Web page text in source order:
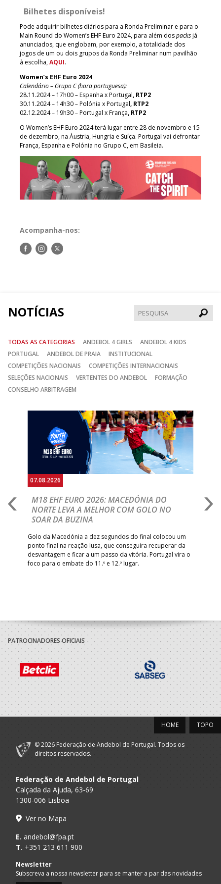
Bilhetes disponíveis!
Pode adquirir bilhetes diários para a Ronda Preliminar e para o
Main Round do Women’s EHF Euro 2024, para além dospacksjá
anunciados, que englobam, por exemplo, a totalidade dos
jogos de um ou dois grupos da Ronda Preliminar num pavilhão
à escolha,AQUI.
Women’s EHF Euro 2024
Calendário – Grupo C (hora portuguesa):
28.11.2024 – 17h00 – Espanha x Portugal, RTP2
30.11.2024 – 14h30 – Polónia x Portugal, RTP2
02.12.2024 – 19h30 – Portugal x França, RTP2
O Women’s EHF Euro 2024 terá lugar entre 28 de novembro e 15
de dezembro, na Áustria, Hungria e Suíça. Portugal vai defrontar
França, Espanha e Polónia no Grupo C, em Basileia.
Acompanha-nos:
Siga-Siga-Siga-
NOTÍCIAS
TODAS AS CATEGORIAS ANDEBOL 4 GIRLS
ANDEBOL 4 KIDS
PORTUGAL
ANDEBOL DE PRAIA
INSTITUCIONAL
COMPETIÇÕES NACIONAIS
COMPETIÇÕES INTERNACIONAIS
SELEÇÕES NACIONAIS
VERTENTES DO ANDEBOL
FORMAÇÃO
CONSELHO ARBITRAGEM
07.08.2026
M18 EHF EURO 2026: MACEDÓNIA DO
NORTE LEVA A MELHOR COM GOLO NO
SOAR DA BUZINA
Golo da Macedónia a dez segundos do final colocou um
ponto final na reação lusa, que conseguira recuperar da
desvantagem e ficar a um passo da vitória. Portugal vira o
foco para o embate do 11.º e 12.º lugar.
PATROCINADORES OFICIAIS
TOPO
HOME
© 2026 Federação de Andebol de Portugal. Todos os
direitos reservados.
Federação de Andebol de Portugal
Calçada da Ajuda, 63-69
1300-006 Lisboa
Ver no Mapa
E. andebol@fpa.pt
T. +351 213 611 900
Newsletter
Subscreva a nossa newsletter para se manter a par das novidades